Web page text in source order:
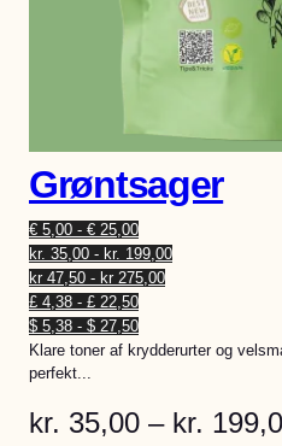
Grøntsager
€ 5,00 - € 25,00
kr. 35,00 - kr. 199,00
kr 47,50 - kr 275,00
£ 4,38 - £ 22,50
$ 5,38 - $ 27,50
Klare toner af krydderurter og
perfekt...
kr. 35,00 – kr.